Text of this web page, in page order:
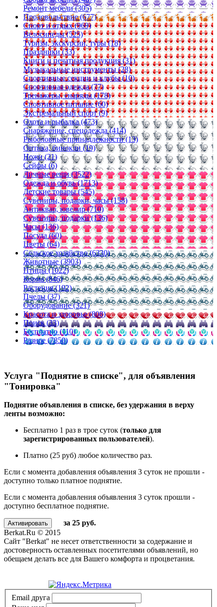
Ремонт мебели (305)
Продовольствие (677)
Спорт и отдых (969)
Велосипеды (525)
Туризм, экскурсии, туры (18)
Праздники (33)
Книги и печатная продукция (31)
Музыкальные инструменты (28)
Спортивные секции и клубы (10)
Спортивная одежда (77)
Тренажеры, снаряды (178)
Спортивное питание (60)
Экстремальный спорт (9)
Охота и рыбалка (473)
Снаряжение, спецодежда (414)
Рыболовные принадлежности (13)
Оптика, бинокли (19)
Ножи (21)
Сейфы (6)
Личные вещи (3522)
Одежда и обувь (1713)
Детские товары (545)
Сувениры, подарки, часы (158)
Антиквар, ювелир (710)
Сувениры, подарки (136)
Часы (136)
Посуда (60)
Цветы (64)
Сельское хозяйство (6330)
Животные (3903)
Птицы (1022)
Корма (846)
Растения (192)
Пчелы (37)
Оборудование (321)
Красота и здоровье (808)
Поиск (33)
Бесплатно (110)
Разное (7850)
Услуга "Поднятие в списке", для объявления
"Тонировка"
Поднятие объявления в списке, без удержания в верху
ленты возможно:
Бесплатно 1 раз в трое суток (только для
зарегистрированных пользователей).
Платно (25 руб) любое количество раз.
Если с момента добавления объявления 3 суток не прошли -
доступно только платное поднятие.
Если с момента добавления объявления 3 суток прошли -
доступно бесплатное поднятие.
за 25 руб.
Berkat.Ru © 2015
Сайт "Berkat" не несет ответственности за содержание и
достоверность оставленных посетителями объявлений, но
обещаем делать все для Вашего комфорта и процветания.
Email друга